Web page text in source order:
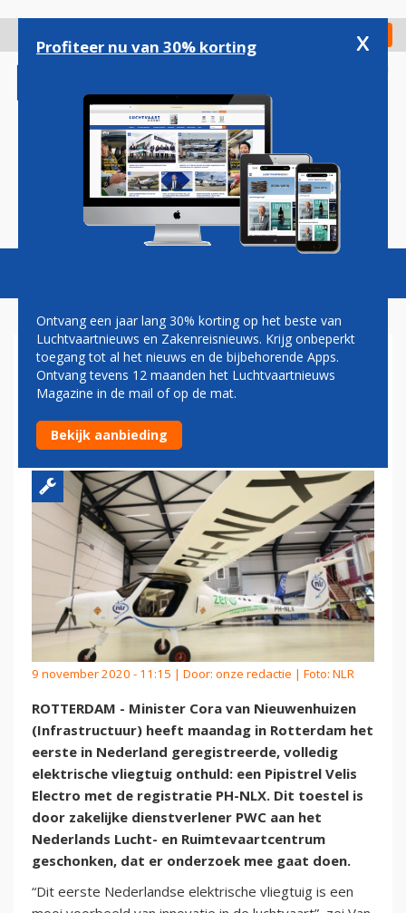
gaan
Check in
Magazine Podcasts Vacatures
MINISTER ONTHULT EERSTE
'NEDERLANDSE'
ELEKTRISCHE VLIEGTUIG
9 november 2020 - 11:15 | Door: onze redactie | Foto: NLR
ROTTERDAM - Minister Cora van Nieuwenhuizen
(Infrastructuur) heeft maandag in Rotterdam het
eerste in Nederland geregistreerde, volledig
elektrische vliegtuig onthuld: een Pipistrel Velis
Electro met de registratie PH-NLX. Dit toestel is
door zakelijke dienstverlener PWC aan het
Nederlands Lucht- en Ruimtevaartcentrum
geschonken, dat er onderzoek mee gaat doen.
“Dit eerste Nederlandse elektrische vliegtuig is een
Profiteer nu van 30% korting x
Ontvang een jaar lang 30% korting op het beste van
Luchtvaartnieuws en Zakenreisnieuws. Krijg onbeperkt
toegang tot al het nieuws en de bijbehorende Apps.
Ontvang tevens 12 maanden het Luchtvaartnieuws
Magazine in de mail of op de mat.
Bekijk aanbieding